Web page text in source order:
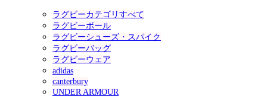
ラグビーカテゴリすべて
ラグビーボール
ラグビーシューズ・スパイク
ラグビーバッグ
ラグビーウェア
adidas
canterbury
UNDER ARMOUR